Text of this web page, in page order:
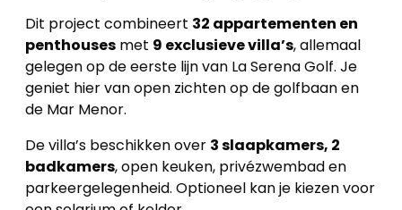
Dit project combineert 32 appartementen en
penthouses met 9 exclusieve villa’s, allemaal
gelegen op de eerste lijn van La Serena Golf. Je
geniet hier van open zichten op de golfbaan en
de Mar Menor.
De villa’s beschikken over 3 slaapkamers, 2
badkamers, open keuken, privézwembad en
parkeergelegenheid. Optioneel kan je kiezen voor